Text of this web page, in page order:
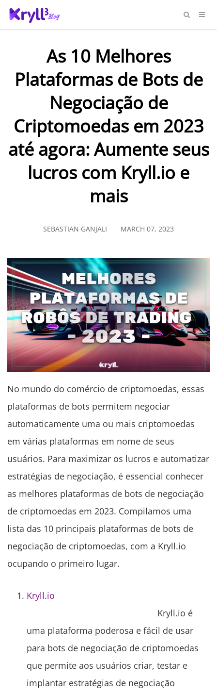
As 10 Melhores
Plataformas de Bots de
Negociação de
Criptomoedas em 2023
até agora: Aumente seus
lucros com Kryll.io e
mais
SEBASTIAN GANJALI MARCH 07, 2023
No mundo do comércio de criptomoedas, essas
plataformas de bots permitem negociar
automaticamente uma ou mais criptomoedas
em várias plataformas em nome de seus
usuários. Para maximizar os lucros e automatizar
estratégias de negociação, é essencial conhecer
as melhores plataformas de bots de negociação
de criptomoedas em 2023. Compilamos uma
lista das 10 principais plataformas de bots de
negociação de criptomoedas, com a Kryll.io
ocupando o primeiro lugar.
Kryll.io
Kryll.io é
uma plataforma poderosa e fácil de usar
para bots de negociação de criptomoedas
que permite aos usuários criar, testar e
implantar estratégias de negociação